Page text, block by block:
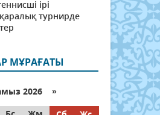
ірі
турнирде
МҰРАҒАТЫ
2026 »